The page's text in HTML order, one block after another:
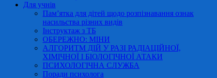
Для учнів
Пам’ятка для дітей щодо розпізнавання ознак
насильства різних видів
Інструктаж з ТБ
ОБЕРЕЖНО: МІНИ
АЛГОРИТМ ДІЙ У РАЗІ РАДІАЦІЙНОЇ,
ХІМІЧНОЇ І БІОЛОГІЧНОЇ АТАКИ
ПСИХОЛОГІЧНА СЛУЖБА
Поради психолога